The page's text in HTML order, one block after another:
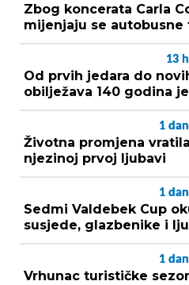
Zbog koncerata Carla
mijenjaju se autobusne
13 h
Od prvih jedara do
obilježava 140 godina
1
Životna promjena
njezinoj prvoj ljubavi
1
Sedmi Valdebek Cup
susjede, glazbenike i
1
Vrhunac turističke